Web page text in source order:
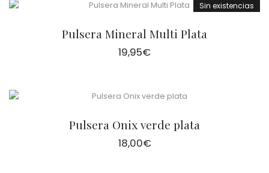
Sin existencias
Pulsera Mineral Multi Plata
19,95€
Pulsera Onix verde plata
18,00€